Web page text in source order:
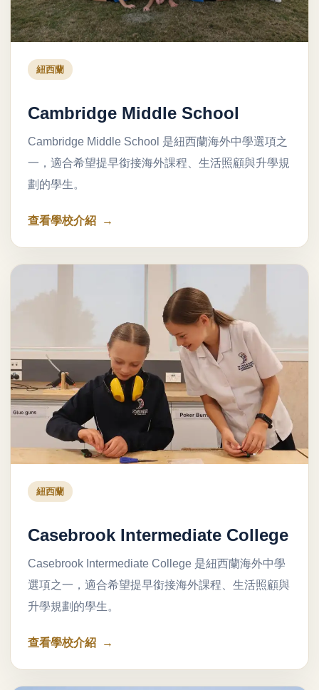
紐西蘭
Cambridge Middle School
Cambridge Middle School 是紐西蘭海外中學選項之
一，適合希望提早銜接海外課程、生活照顧與升學規
劃的學生。
查看學校介紹
紐西蘭
Casebrook Intermediate College
Casebrook Intermediate College 是紐西蘭海外中學
選項之一，適合希望提早銜接海外課程、生活照顧與
升學規劃的學生。
查看學校介紹